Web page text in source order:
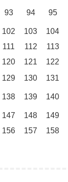
93 94 95
102 103 104
111 112 113
120 121 122
129 130 131
138 139 140
147 148 149
156 157 158